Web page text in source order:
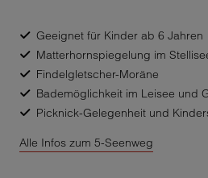
Geeignet für Kinder ab 6 Jahren
Matterhornspiegelung im
Findelgletscher-Moräne
Bademöglichkeit im Leisee und
Picknick-Gelegenheit und
Alle Infos zum 5-Seenweg